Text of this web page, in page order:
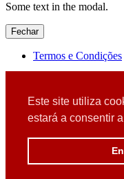
Este site utiliza
estará a consentir
Some text in the modal.
Fechar
Termos e Condições
Detectamos que está a
Por favor, atualize o seu
para garantir uma melhor